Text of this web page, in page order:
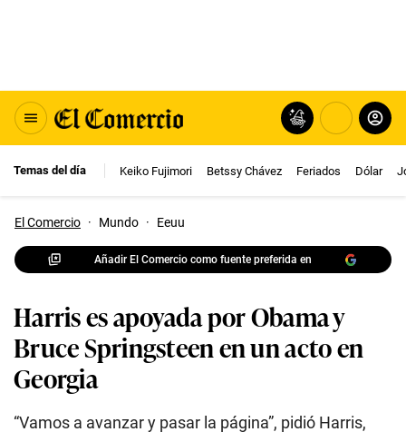
Temas del día Keiko Fujimori Betssy Chávez Feriados Dólar
El Comercio · Mundo · Eeuu
Añadir El Comercio como fuente preferida en
Harris es apoyada por Obama y
Bruce Springsteen en un acto en
Georgia
“Vamos a avanzar y pasar la página”, pidió Harris,